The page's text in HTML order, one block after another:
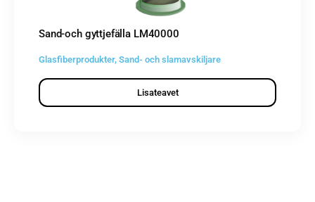
Sand-och gyttjefälla LM40000
Glasfiberprodukter, Sand- och slamavskiljare
Lisateavet